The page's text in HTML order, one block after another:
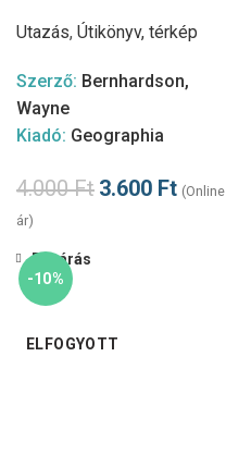
Utazás, Útikönyv, térkép
Szerző: Bernhardson,
Wayne
Kiadó: Geographia
4.000Ft 3.600 Ft (Online
ár)
-10%
ELFOGYOTT
Bezárás